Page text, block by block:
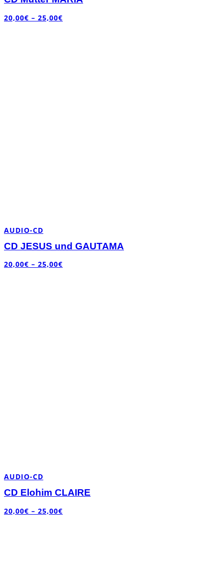
20,00€ – 25,00€
AUDIO-CD
CD JESUS und GAUTAMA
20,00€ – 25,00€
AUDIO-CD
CD Elohim CLAIRE
20,00€ – 25,00€